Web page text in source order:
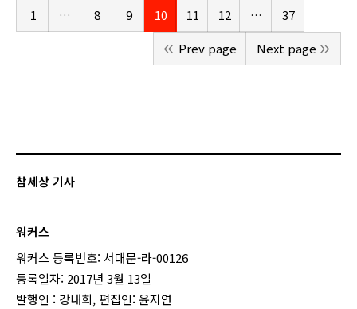
1 … 8 9 10 11 12 …
37
Prev page
Next page
참세상 기사
워커스
워커스 등록번호: 서대문-라-00126
등록일자: 2017년 3월 13일
발행인 : 강내희, 편집인: 윤지연